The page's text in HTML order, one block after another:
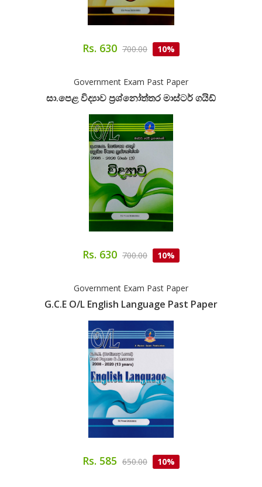
Rs. 630 700.00 10%
Government Exam Past Paper
සා.පෙළ විද්‍යාව ප්‍රශ්නෝත්තර මාස්ටර් ගයිඩ්
Rs. 630 700.00 10%
Government Exam Past Paper
G.C.E O/L English Language Past Paper
Rs. 585 650.00 10%